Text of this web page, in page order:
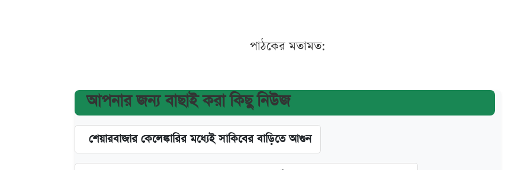
পাঠকের মতামত:
আপনার জন্য বাছাই করা কিছু নিউজ
শেয়ারবাজার কেলেঙ্কারির মধ্যেই সাকিবের বাড়িতে আগুন